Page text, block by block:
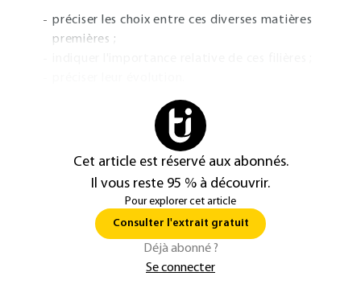
préciser les choix entre ces diverses matières
premières ;
Cet article est réservé aux abonnés.
Il vous reste 95 % à découvrir.
Pour explorer cet article
Consulter l'extrait gratuit
Déjà abonné ?
Se connecter